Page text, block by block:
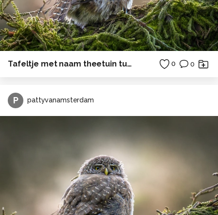
Tafeltje met naam theetuin tuin 0 0
P pattyvanamsterdam